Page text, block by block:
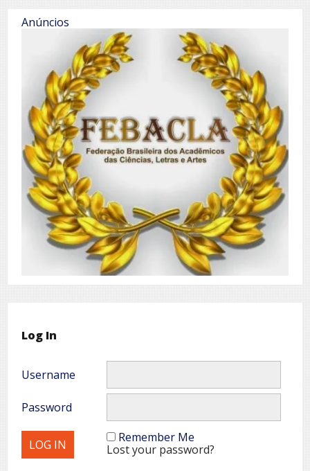
Anúncios
Log In
Username
Password
Remember Me
Lost your password?